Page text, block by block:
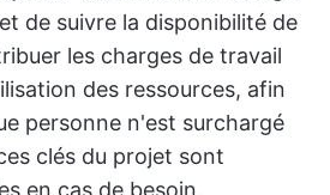
de suivre la disponibilité de
les charges de travail
des ressources, afin
personne n'est surchargé
clés du projet sont
en cas de besoin.